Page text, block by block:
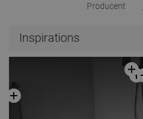
Producent
Inspirations